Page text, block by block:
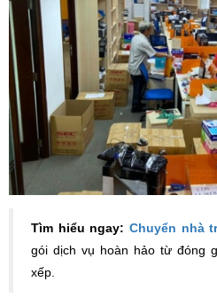
Tìm hiểu ngay: Chuyển nhà
gói dịch vụ hoàn hảo từ đóng
xếp.